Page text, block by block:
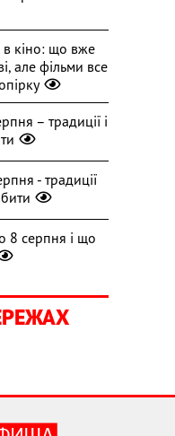
в кіно: що вже
але фільми все
– традиції і
- традиції
8 серпня і що